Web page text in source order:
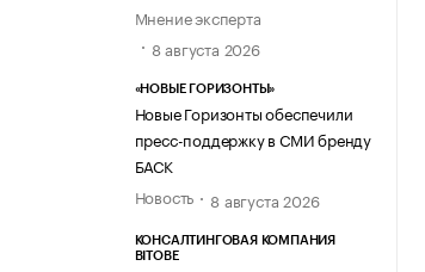
Мнение эксперта
8 августа 2026
«НОВЫЕ ГОРИЗОНТЫ»
Новые Горизонты обеспечили
пресс-поддержку в СМИ бренду
БАСК
Новость
8 августа 2026
КОНСАЛТИНГОВАЯ КОМПАНИЯ
BITOBE